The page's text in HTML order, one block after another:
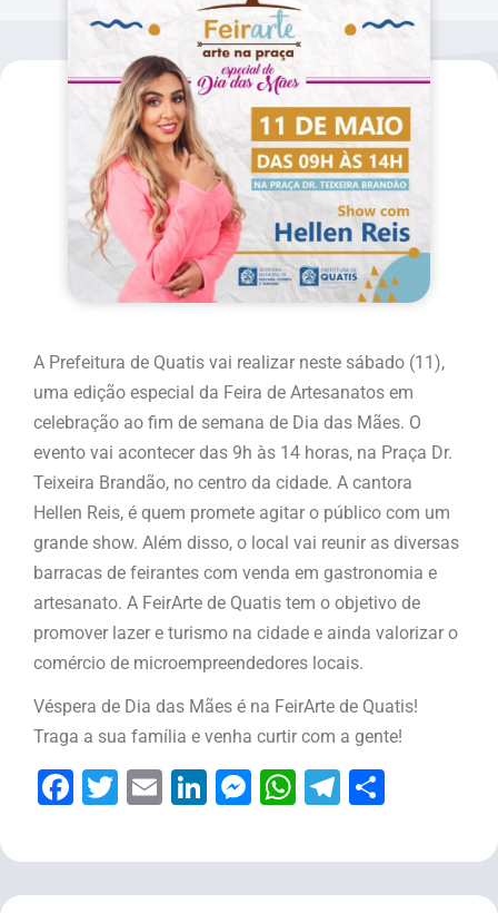
A Prefeitura de Quatis vai realizar neste sábado (11),
uma edição especial da Feira de Artesanatos em
celebração ao fim de semana de Dia das Mães. O
evento vai acontecer das 9h às 14 horas, na Praça Dr.
Teixeira Brandão, no centro da cidade. A cantora
Hellen Reis, é quem promete agitar o público com um
grande show. Além disso, o local vai reunir as diversas
barracas de feirantes com venda em gastronomia e
artesanato. A FeirArte de Quatis tem o objetivo de
promover lazer e turismo na cidade e ainda valorizar o
comércio de microempreendedores locais.
Véspera de Dia das Mães é na FeirArte de Quatis!
Traga a sua família e venha curtir com a gente!
Facebook
Twitter
EmailLinkedIn
Messenger
WhatsApp
Telegram